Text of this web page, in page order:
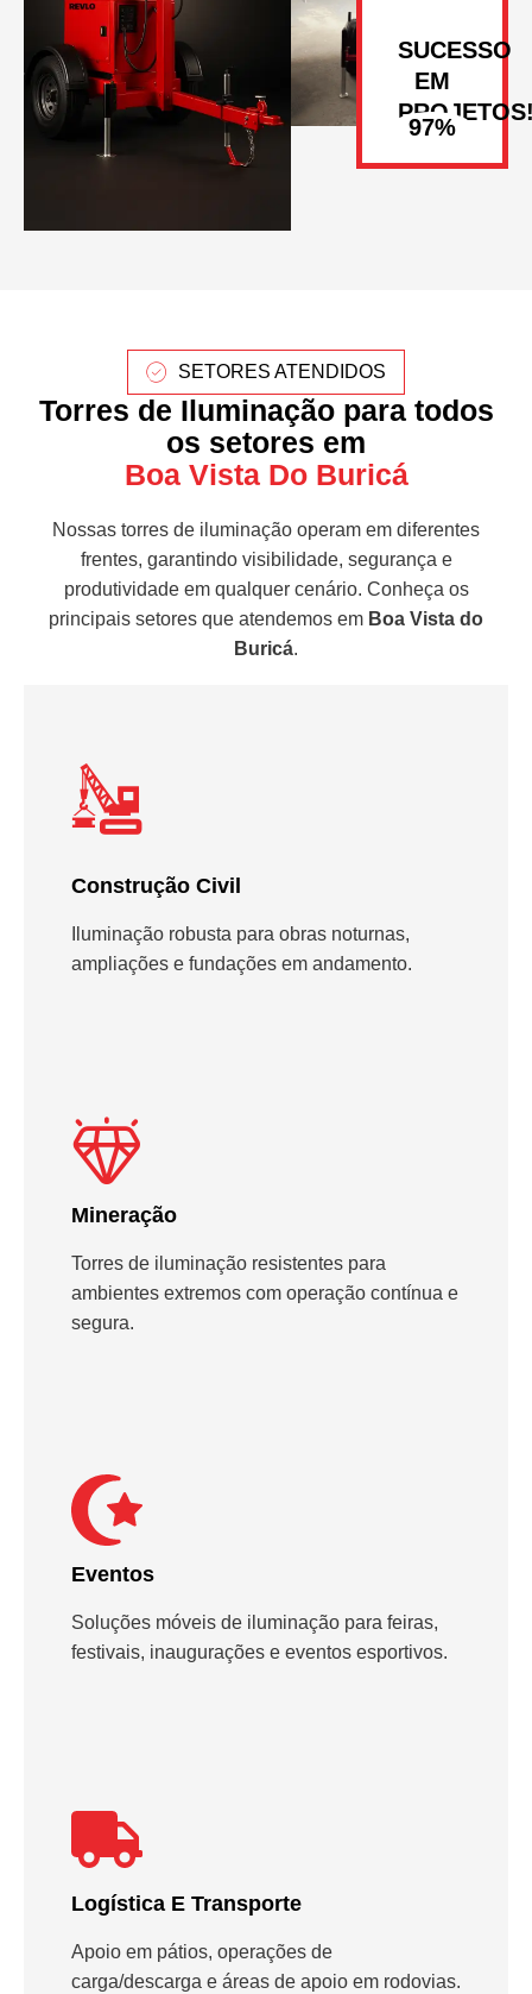
SUCESSO
EM
SETORES ATENDIDOS
Torres de Iluminação para todos
os setores em
Boa Vista Do Buricá
Nossas torres de iluminação operam em diferentes
frentes, garantindo visibilidade, segurança e
produtividade em qualquer cenário. Conheça os
principais setores que atendemos em Boa Vista do
Buricá.
Construção Civil
Iluminação robusta para obras noturnas,
ampliações e fundações em andamento.
Mineração
Torres de iluminação resistentes para
ambientes extremos com operação contínua e
segura.
Eventos
Soluções móveis de iluminação para feiras,
festivais, inaugurações e eventos esportivos.
Logística E Transporte
Apoio em pátios, operações de
carga/descarga e áreas de apoio em rodovias.